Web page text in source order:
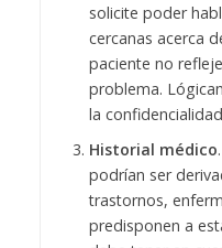
solicite poder
cercanas acerca
paciente no
problema.
la
Historial médico
podrían ser
trastornos,
predisponen a